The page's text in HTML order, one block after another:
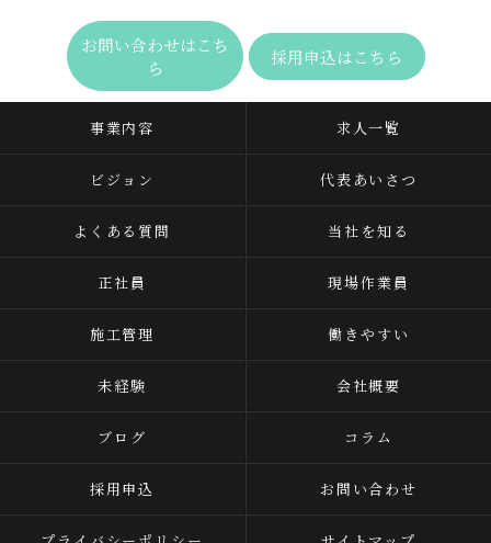
お問い合わせはこち
ら
採用申込はこちら
事業内容 求人一覧
ビジョン 代表あいさつ
よくある質問 当社を知る
正社員 現場作業員
施工管理 働きやすい
未経験 会社概要
ブログ コラム
採用申込 お問い合わせ